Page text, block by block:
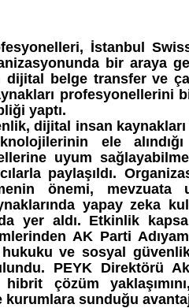
İstanbul
bir araya
dijital belge transfer ve
profesyonellerini
yaptı.
dijital insan
ele
uyum
paylaşıldı.
önemi, mevzuata
yapay zeka
yer aldı. Etkinlik
AK Parti
ve sosyal
PEYK Direktörü
hibrit çözüm
sunduğu